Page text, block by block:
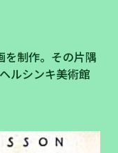
を制作。その片隅
ルシンキ美術館